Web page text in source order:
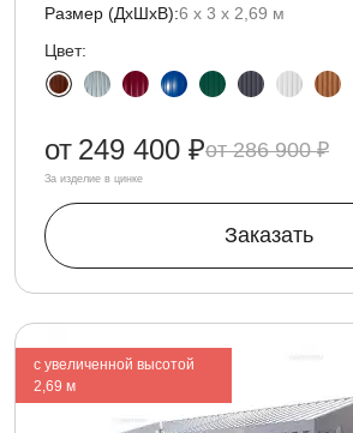
Размер (ДxШxВ):6 х 3 х 2,69 м
Цвет:
286 900 ₽
от 249 400 ₽
За изделие в цинке
Заказать
с увеличенной высотой
2,69 м